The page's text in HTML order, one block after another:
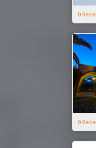
0
0